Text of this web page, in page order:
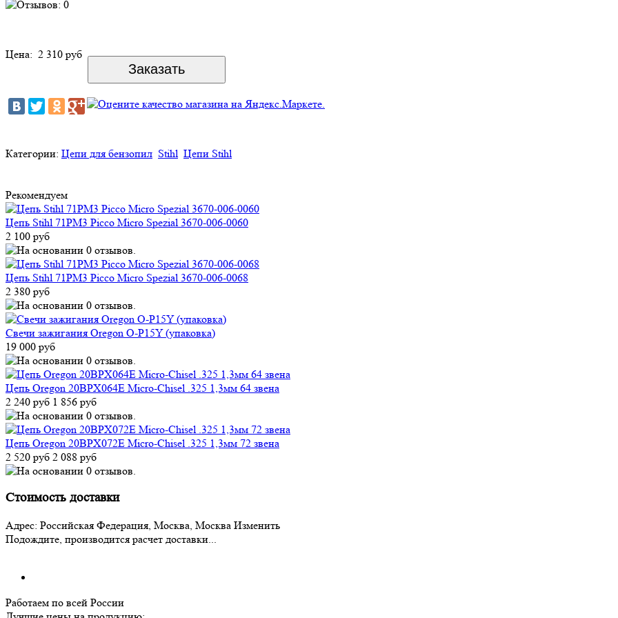
Цена: 2 310 руб
Категории: Цепи для бензопил Stihl Цепи Stihl
Рекомендуем
Цепь Stihl 71PM3 Picco Micro Spezial 3670-006-0060
2 100 руб
Цепь Stihl 71PM3 Picco Micro Spezial 3670-006-0068
2 380 руб
Свечи зажигания Oregon O-P15Y (упаковка)
19 000 руб
Цепь Oregon 20BPX064E Micro-Chisel .325 1,3мм 64 звена
2 240 руб 1 856 руб
Цепь Oregon 20BPX072E Micro-Chisel .325 1,3мм 72 звена
2 520 руб 2 088 руб
Стоимость доставки
Адрес: Российская Федерация, Москва, Москва Изменить
Подождите, производится расчет доставки...
Работаем по всей России